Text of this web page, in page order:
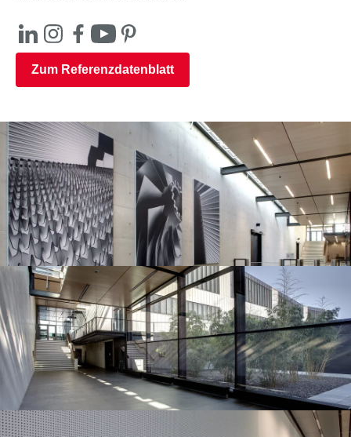
Zum Referenzdatenblatt